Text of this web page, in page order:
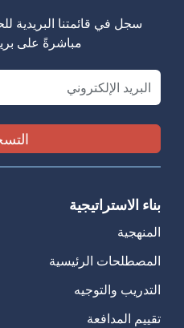
سجل في قائمتنا
مباشرةً على
Email
بناء الاستراتيجية
المنهجية
المصطلحات الرئيسية
التدريب والتوجيه
تقييم المدافعة